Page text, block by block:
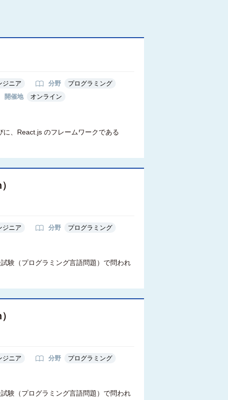
ジニア 分野
プログラミング
開催地 オンライン
、React.js のフレームワークである
ジニア 分野
プログラミング
験（プログラミング言語問題）で問われ
ジニア 分野
プログラミング
験（プログラミング言語問題）で問われ